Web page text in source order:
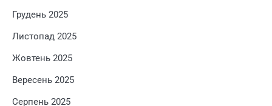
Грудень 2025
Листопад 2025
Жовтень 2025
Вересень 2025
Серпень 2025